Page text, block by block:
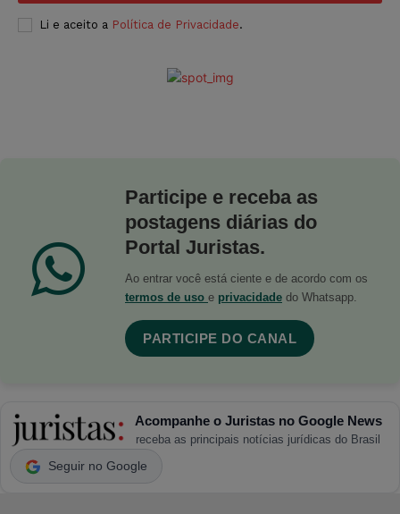
Li e aceito a Política de Privacidade.
Participe e receba as
postagens diárias do
Portal Juristas.
Ao entrar você está ciente e de acordo com os
termos de uso e privacidade do Whatsapp.
PARTICIPE DO CANAL
Acompanhe o Juristas no Google News
receba as principais notícias jurídicas do Brasil
Seguir no Google